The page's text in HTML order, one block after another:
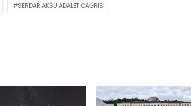
SERDAR AKSU ADALET ÇAĞRISI